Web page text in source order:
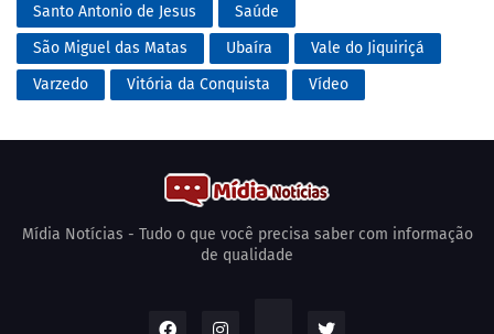
Santo Antonio de Jesus
Saúde
São Miguel das Matas
Ubaíra
Vale do Jiquiriçá
Varzedo
Vitória da Conquista Vídeo
Mídia Notícias - Tudo o que você precisa saber com informação
de qualidade